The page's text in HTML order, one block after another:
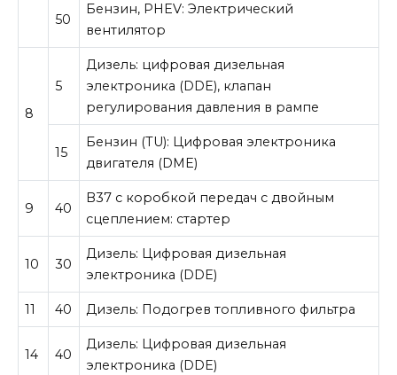
50
Бензин, PHEV: Электрический
вентилятор
8
5
Дизель: цифровая дизельная
электроника (DDE), клапан
регулирования давления в рампе
15
Бензин (TU): Цифровая электроника
двигателя (DME)
9 40
B37 с коробкой передач с двойным
сцеплением: стартер
10 30
Дизель: Цифровая дизельная
электроника (DDE)
11 40 Дизель: Подогрев топливного фильтра
14 40
Дизель: Цифровая дизельная
электроника (DDE)